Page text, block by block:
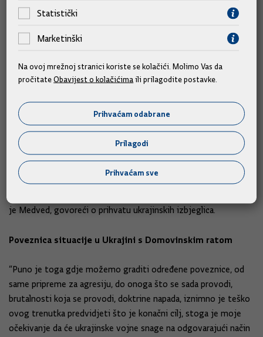
Hrvatska će pružiti sigurno utočište izbjeglicama
potporu deklaraciji koja je usmjerena ka osudi agresije Rusije
prema Ukrajini. “Na nama svima je da ti svoj glas za mir, za
rješavanje krize”, veli.
“Ono što je bitno, a mi imamo veliko iskustvo, nažalost iz
Domovinskog rata, mi smo u jednom trenutku imali 650.000
izbjeglica iz BiH i Hrvatske. Što se tiče samog broja ljudi koji
će izbjeći, nećemo kalkulirati, ali sigurno je da će RH pružiti
je Medved, govoreći o prihvatu ukrajinskih izbjeglica.
Poveznica situacije u Ukrajini s Domovinskim ratom
“Puno je toga gdje možemo graditi određene poveznice, od
same pripreme za agresiju, do onoga što se sada provodi,
brutalnosti koja se provodi, doktrine napada, iznimno je teško
ovog trenutka predvidjeti što je konačni cilj, stoga je moje
očekivanje da će ukrajinske vojne snage na odgovarajući način
Statistički
Marketinški
Na ovoj mrežnoj stranici koriste se kolačići. Molimo Vas da
pročitateObavijest o kolačićima ili prilagodite postavke.
Prihvaćam odabrane
Prilagodi
Prihvaćam sve